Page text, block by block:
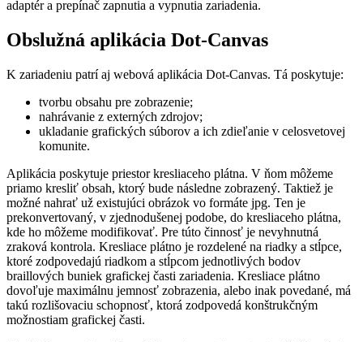
adaptér a prepínač zapnutia a vypnutia zariadenia.
Obslužná aplikácia Dot-Canvas
K zariadeniu patrí aj webová aplikácia Dot-Canvas. Tá poskytuje:
tvorbu obsahu pre zobrazenie;
nahrávanie z externých zdrojov;
ukladanie grafických súborov a ich zdieľanie v celosvetovej
komunite.
Aplikácia poskytuje priestor kresliaceho plátna. V ňom môžeme
priamo kresliť obsah, ktorý bude následne zobrazený. Taktiež je
možné nahrať už existujúci obrázok vo formáte jpg. Ten je
prekonvertovaný, v zjednodušenej podobe, do kresliaceho plátna,
kde ho môžeme modifikovať. Pre túto činnosť je nevyhnutná
zraková kontrola. Kresliace plátno je rozdelené na riadky a stĺpce,
ktoré zodpovedajú riadkom a stĺpcom jednotlivých bodov
braillových buniek grafickej časti zariadenia. Kresliace plátno
dovoľuje maximálnu jemnosť zobrazenia, alebo inak povedané, má
takú rozlišovaciu schopnosť, ktorá zodpovedá konštrukčným
možnostiam grafickej časti.